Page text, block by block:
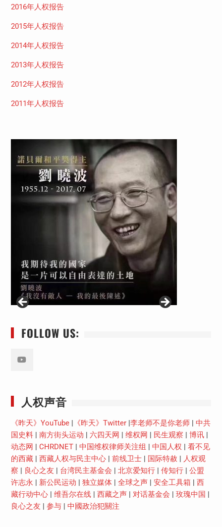
2016年人权报告
2015年人权报告
2014年人权报告
2013年人权报告
2012年人权报告
2011年人权报告
FOLLOW US:
人权声音
《昨天》YouTube| 《昨天》Twitter| 李老师不是你老师| 中共
国史料| 南方街头运动 六四天网 维权网 民生观察 博讯|
动态网
CHRDNET| 中国维权律师关注组 中国人权
看不见
的西藏| 西藏人权与民主中心| 前线卫士| 国际特赦
人权观
察
良心之友 台湾民主基金会 北京爱知行| 传知行| 公盟
许志永
新公民运动 独立媒体| 全球之声| 安全工具箱
西
藏行动中心| 维吾尔在线| 西藏之声| 对话基金会 玫瑰中国
良心之友
参与| 中國政治犯關注